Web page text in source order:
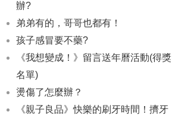
辦?
弟弟有的，哥哥也都有！
孩子感冒要不藥?
《我想變成！》留言送年曆活動(得獎
名單)
燙傷了怎麼辦？
《親子良品》快樂的刷牙時間！擠牙